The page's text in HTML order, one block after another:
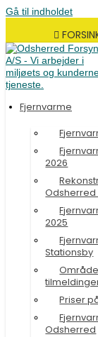
Gå til indholdet
Fjernvarme
2026
Odsherred
2025
Stationsby
Priser
Odsherred